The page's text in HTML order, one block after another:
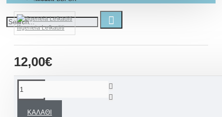
12,00€
Ifigeneia Lefkaditi
ΚΑΛΆΘΙ